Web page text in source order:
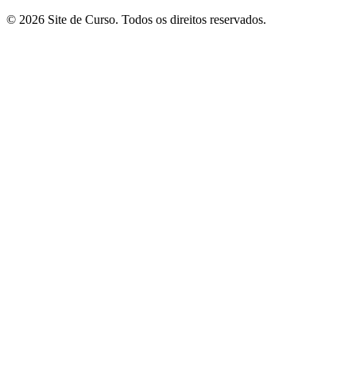
© 2026 Site de Curso. Todos os direitos reservados.